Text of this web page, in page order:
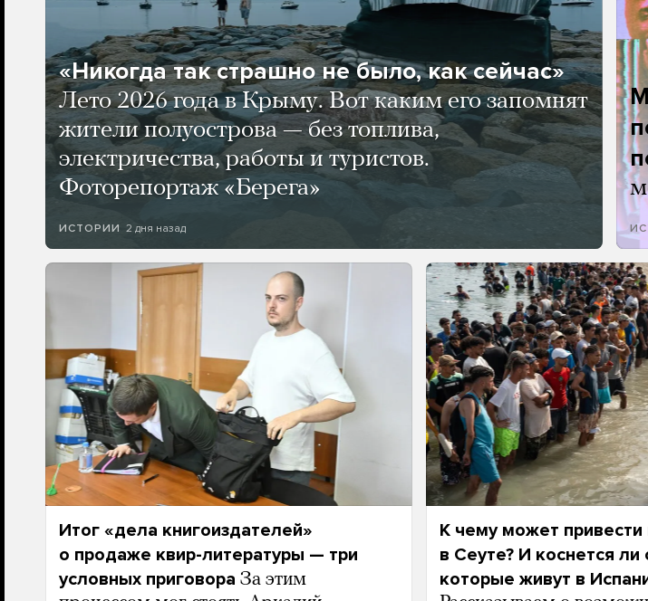
«Никогда так страшно не было, как сейчас»
Лето 2026 года в Крыму. Вот каким его запомнят
жители полуострова — без топлива,
электричества, работы и туристов.
Фоторепортаж «Берега»
ИСТОРИИ 2 дня назад
Итог «дела книгоиздателей»
о продаже квир-литературы — три
условных приговора За этим
К чему может привести
в Сеуте? И коснется ли
которые живут в